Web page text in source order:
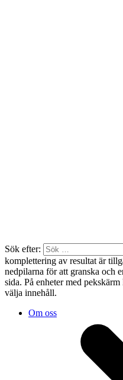
Sök efter:
komplettering av resultat är
nedpilarna för att granska och
sida. På enheter med
välja innehåll.
Om oss